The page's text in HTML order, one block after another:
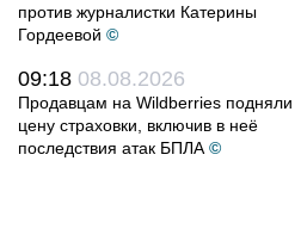
против журналистки Катерины
Гордеевой ©
09:18 08.08.2026
Продавцам на Wildberries подняли
цену страховки, включив в неё
последствия атак БПЛА ©